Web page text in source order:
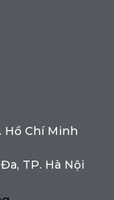
Hồ Chí Minh
TP. Hà Nội